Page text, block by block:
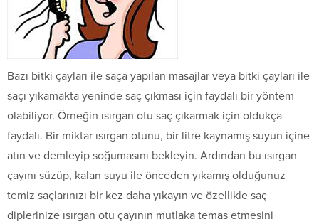
Bazı bitki çayları ile saça yapılan masajlar veya bitki çayları ile
saçı yıkamakta yeninde saç çıkması için faydalı bir yöntem
olabiliyor. Örneğin ısırgan otu saç çıkarmak için oldukça
faydalı. Bir miktar ısırgan otunu, bir litre kaynamış suyun içine
atın ve demleyip soğumasını bekleyin. Ardından bu ısırgan
çayını süzüp, kalan suyu ile önceden yıkamış olduğunuz
temiz saçlarınızı bir kez daha yıkayın ve özellikle saç
diplerinize ısırgan otu çayının mutlaka temas etmesini